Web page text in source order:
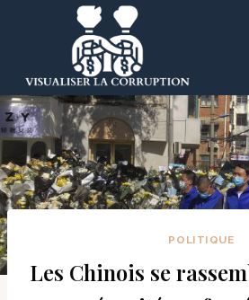
POLITIQUE
Les Chinois se